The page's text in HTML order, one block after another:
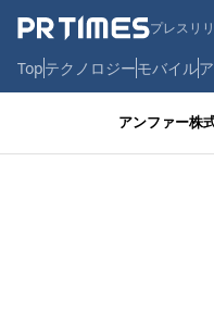
プレスリ
Topテクノロジーモバイル
アンファー株